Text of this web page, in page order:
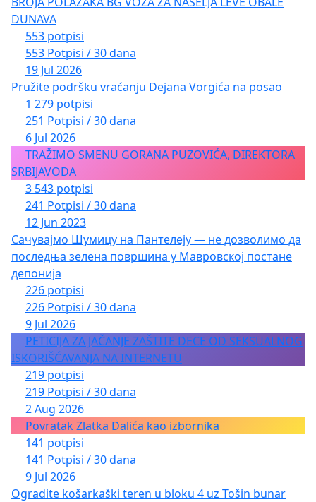
DUNAVA
553 potpisi
553 Potpisi / 30 dana
19 Jul 2026
Pružite podršku vraćanju Dejana Vorgića na posao
1 279 potpisi
251 Potpisi / 30 dana
6 Jul 2026
TRAŽIMO SMENU GORANA PUZOVIĆA, DIREKTORA
SRBIJAVODA
3 543 potpisi
241 Potpisi / 30 dana
12 Jun 2023
Сачувајмо Шумицу на Пантелеју — не дозволимо да
последња зелена површина у Мавровској постане
депонија
226 potpisi
226 Potpisi / 30 dana
9 Jul 2026
PETICIJA ZA JAČANJE ZAŠTITE DECE OD SEKSUALNOG
ISKORIŠĆAVANJA NA INTERNETU
219 potpisi
219 Potpisi / 30 dana
2 Aug 2026
Povratak Zlatka Dalića kao izbornika
141 potpisi
141 Potpisi / 30 dana
9 Jul 2026
Ogradite košarkaški teren u bloku 4 uz Tošin bunar